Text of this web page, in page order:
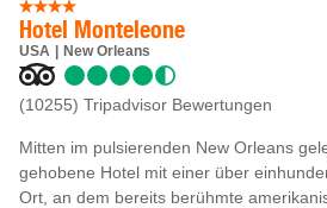
Hotel Monteleone
USA New Orleans
(10255) Tripadvisor Bewertungen
Mitten im pulsierenden New Orleans
gehobene Hotel mit einer über
Ort, an dem bereits berühmte